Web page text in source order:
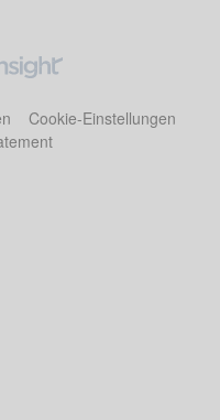
Cookie-Einstellungen